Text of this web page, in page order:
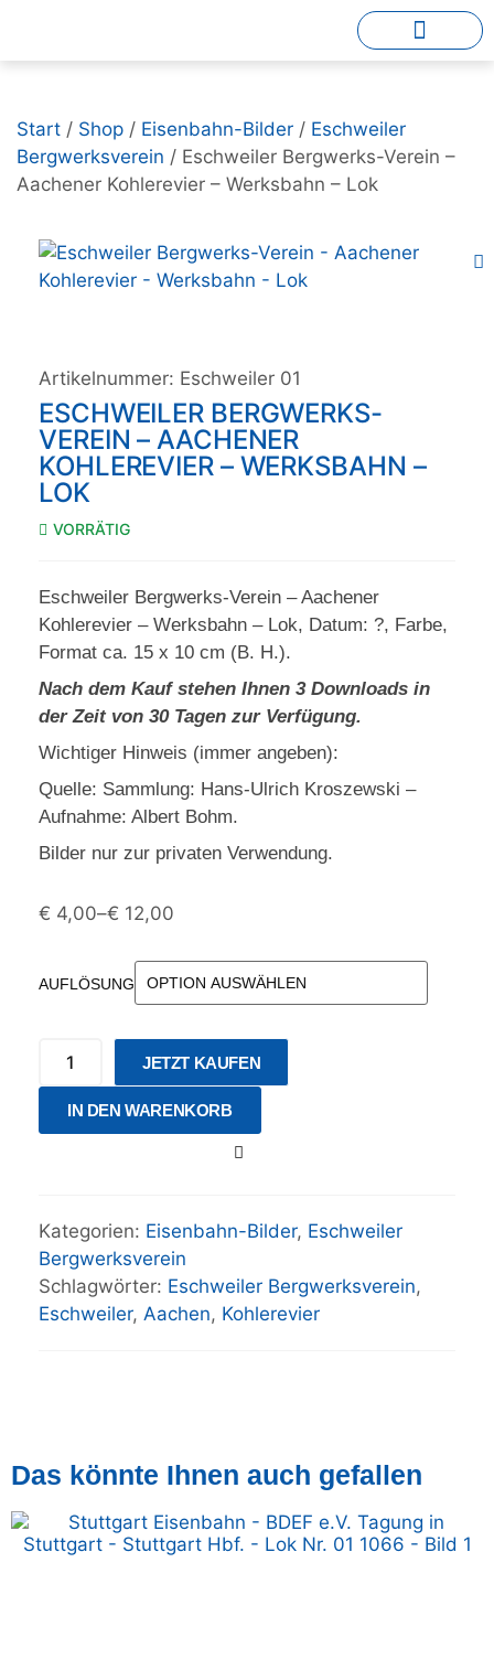
Start / Shop / Eisenbahn-Bilder / Eschweiler
Bergwerksverein / Eschweiler Bergwerks-Verein –
Aachener Kohlerevier – Werksbahn – Lok
Artikelnummer: Eschweiler 01
ESCHWEILER BERGWERKS-
VEREIN – AACHENER
KOHLEREVIER – WERKSBAHN –
LOK
VORRÄTIG
Eschweiler Bergwerks-Verein – Aachener
Kohlerevier – Werksbahn – Lok, Datum: ?, Farbe,
Format ca. 15 x 10 cm (B. H.).
Nach dem Kauf stehen Ihnen 3 Downloads in
der Zeit von 30 Tagen zur Verfügung.
Wichtiger Hinweis (immer angeben):
Quelle: Sammlung: Hans-Ulrich Kroszewski –
Aufnahme: Albert Bohm.
Bilder nur zur privaten Verwendung.
€ 4,00–€ 12,00
AUFLÖSUNG
JETZT KAUFEN
IN DEN WARENKORB
Kategorien: Eisenbahn-Bilder, Eschweiler
Bergwerksverein
Schlagwörter: Eschweiler Bergwerksverein,
Eschweiler, Aachen, Kohlerevier
Das könnte Ihnen auch gefallen